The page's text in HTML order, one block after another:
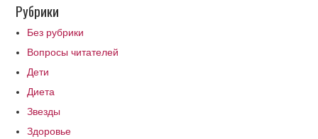
Рубрики
Без рубрики
Вопросы читателей
Дети
Диета
Звезды
Здоровье